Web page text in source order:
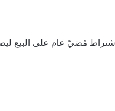
مُضيّ عام على البيع